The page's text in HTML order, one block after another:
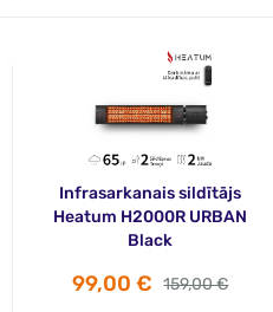
Infrasarkanais sildītājs
Heatum H2000R URBAN
Black
99,00 € 159,00 €